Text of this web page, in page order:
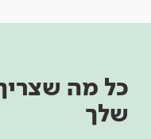
כל מה
שלך